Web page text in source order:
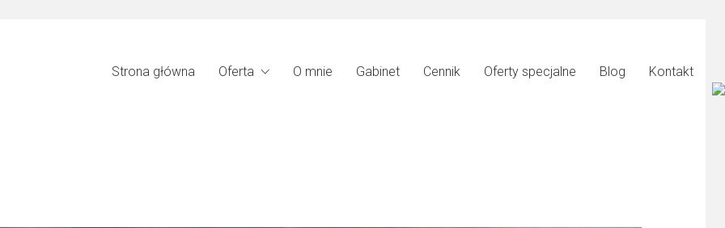
Strona główna Oferta O mnie Gabinet Cennik Oferty specjalne Blog Kontakt